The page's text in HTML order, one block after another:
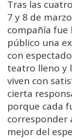
Tras las cuatro
7 y 8 de marzo
compañía fue
público una
con
teatro lleno y
viven con
cierta
porque cada
corresponder
mejor del